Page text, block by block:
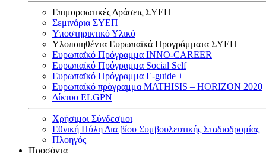
Επιμορφωτικές Δράσεις ΣΥΕΠ
Σεμινάρια ΣΥΕΠ
Υποστηρικτικό Υλικό
Υλοποιηθέντα Ευρωπαϊκά Προγράμματα ΣΥΕΠ
Ευρωπαϊκό Πρόγραμμα INNO-CAREER
Ευρωπαϊκό Πρόγραμμα Social Self
Ευρωπαϊκό Πρόγραμμα E-guide +
Ευρωπαϊκό πρόγραμμα MATHISIS – HORIZON 2020
Δίκτυο ELGPN
Χρήσιμοι Σύνδεσμοι
Εθνική Πύλη Δια βίου Συμβουλευτικής Σταδιοδρομίας
Πλοηγός
Προσόντα